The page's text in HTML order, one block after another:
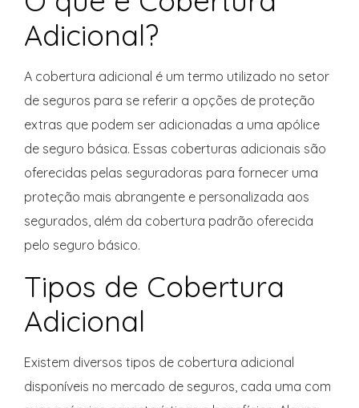
Adicional?
A cobertura adicional é um termo utilizado no setor
de seguros para se referir a opções de proteção
extras que podem ser adicionadas a uma apólice
de seguro básica. Essas coberturas adicionais são
oferecidas pelas seguradoras para fornecer uma
proteção mais abrangente e personalizada aos
segurados, além da cobertura padrão oferecida
pelo seguro básico.
Tipos de Cobertura
Adicional
Existem diversos tipos de cobertura adicional
disponíveis no mercado de seguros, cada uma com